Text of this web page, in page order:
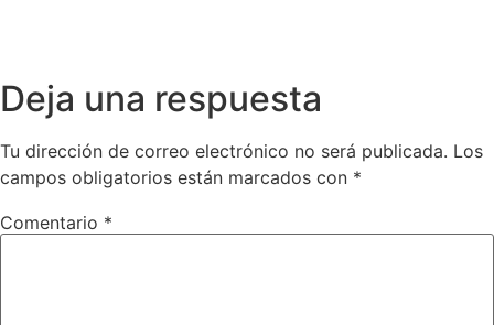
Deja una respuesta
Tu dirección de correo electrónico no será publicada. Los
campos obligatorios están marcados con *
Comentario *